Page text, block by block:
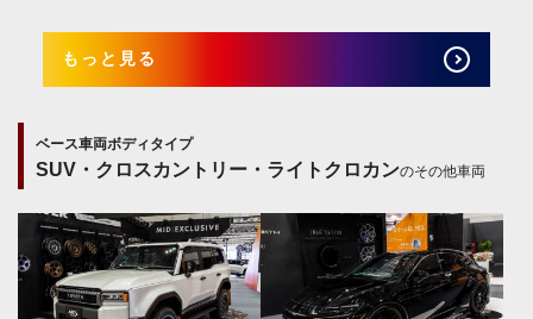
もっと見る
ベース車両ボディタイプ
SUV・クロスカントリー・ライトクロカンのその他車両